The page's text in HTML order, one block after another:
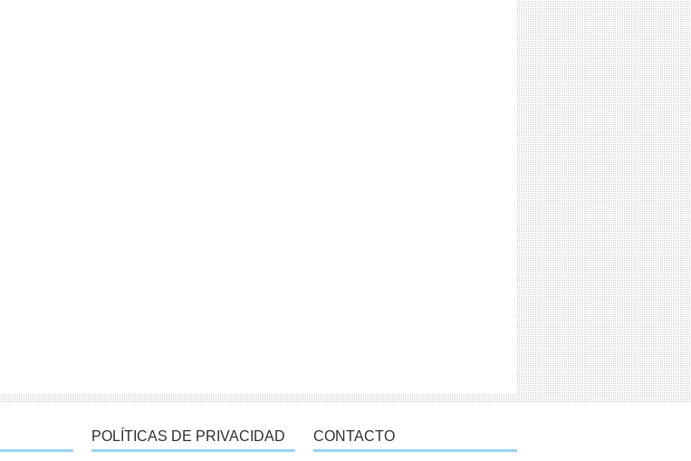
POLÍTICAS DE PRIVACIDAD CONTACTO